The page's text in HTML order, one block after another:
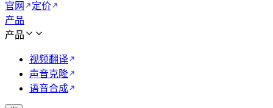
官网
定价
产品
产品
视频翻译
声音克隆
语音合成